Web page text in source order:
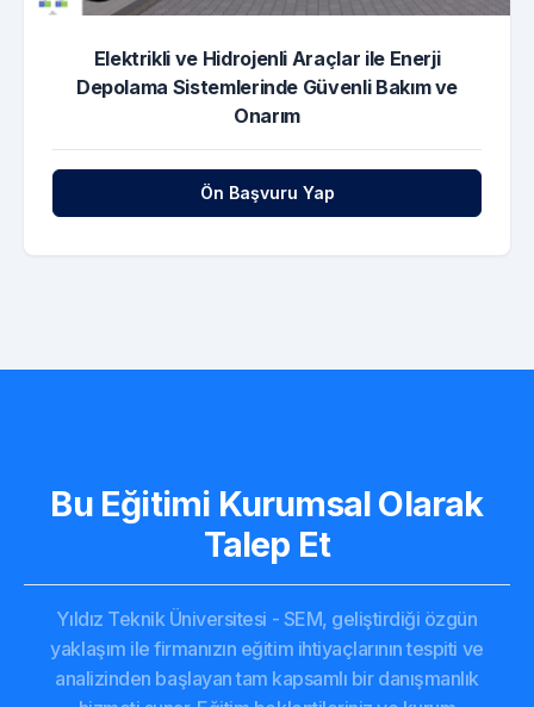
Elektrikli ve Hidrojenli Araçlar ile Enerji
Depolama Sistemlerinde Güvenli Bakım ve
Onarım
Ön Başvuru Yap
Bu Eğitimi Kurumsal Olarak
Talep Et
Yıldız Teknik Üniversitesi - SEM, geliştirdiği özgün
yaklaşım ile firmanızın eğitim ihtiyaçlarının tespiti ve
analizinden başlayan tam kapsamlı bir danışmanlık